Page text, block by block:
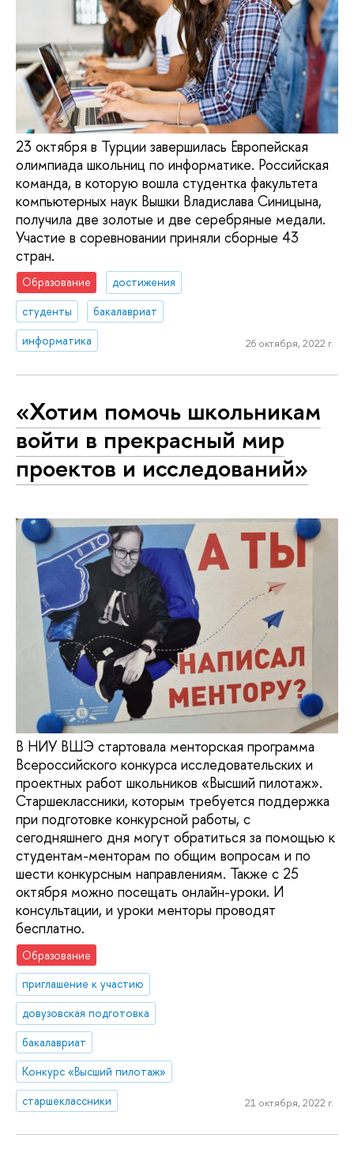
23 октября в Турции завершилась Европейская
олимпиада школьниц по информатике. Российская
команда, в которую вошла студентка факультета
компьютерных наук Вышки Владислава Синицына,
получила две золотые и две серебряные медали.
Участие в соревновании приняли сборные 43
стран.
Образование
достижения
студенты
бакалавриат
информатика
26 октября, 2022 г.
«Хотим помочь школьникам
войти в прекрасный мир
проектов и исследований»
В НИУ ВШЭ стартовала менторская программа
Всероссийского конкурса исследовательских и
проектных работ школьников «Высший пилотаж».
Старшеклассники, которым требуется поддержка
при подготовке конкурсной работы, с
сегодняшнего дня могут обратиться за помощью к
студентам-менторам по общим вопросам и по
шести конкурсным направлениям. Также с 25
октября можно посещать онлайн-уроки. И
консультации, и уроки менторы проводят
бесплатно.
Образование
приглашение к участию
довузовская подготовка
бакалавриат
Конкурс «Высший пилотаж»
старшеклассники
21 октября, 2022 г.